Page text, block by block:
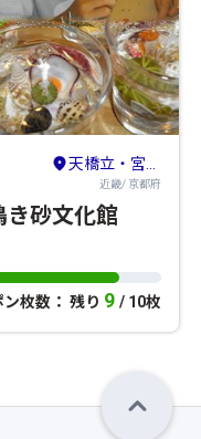
天橋立・宮津・舞鶴・丹後・久美浜
近畿/ 京都府
き砂文化館
ン枚数： 残り 9 / 10枚